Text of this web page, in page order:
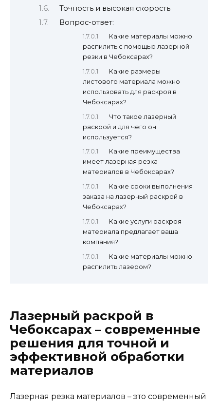
Точность и высокая скорость
Вопрос-ответ:
Какие материалы можно
распилить с помощью лазерной
резки в Чебоксарах?
Какие размеры
листового материала можно
использовать для раскроя в
Чебоксарах?
Что такое лазерный
раскрой и для чего он
используется?
Какие преимущества
имеет лазерная резка
материалов в Чебоксарах?
Какие сроки выполнения
заказа на лазерный раскрой в
Чебоксарах?
Какие услуги раскроя
материала предлагает ваша
компания?
Какие материалы можно
распилить лазером?
Лазерный раскрой в
Чебоксарах – современные
решения для точной и
эффективной обработки
материалов
Лазерная резка материалов – это современный